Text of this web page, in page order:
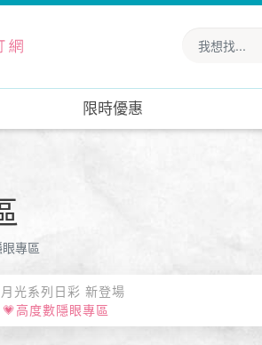
限時優惠
專區
光系列日彩 新登場
💗高度數隱眼專區